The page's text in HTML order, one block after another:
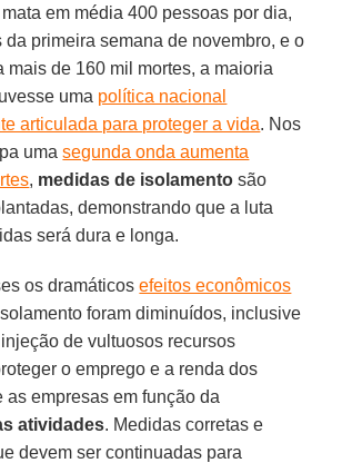
mata em média 400 pessoas por dia,
da primeira semana de novembro, e o
mais de 160 mil mortes, a maioria
uma política nacional
articulada para proteger a vida. Nos
umasegunda onda aumenta
, medidas de isolamento são
demonstrando que a luta
será dura e longa.
os dramáticosefeitos econômicos
foram diminuídos, inclusive
de vultuosos recursos
o emprego e a renda dos
as empresas em função da
atividades. Medidas corretas e
devem ser continuadas para